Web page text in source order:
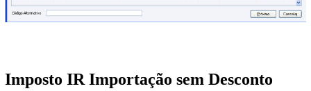
Imposto IR Importação sem Desconto